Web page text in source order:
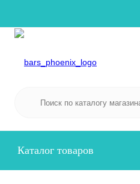
Каталог товаров